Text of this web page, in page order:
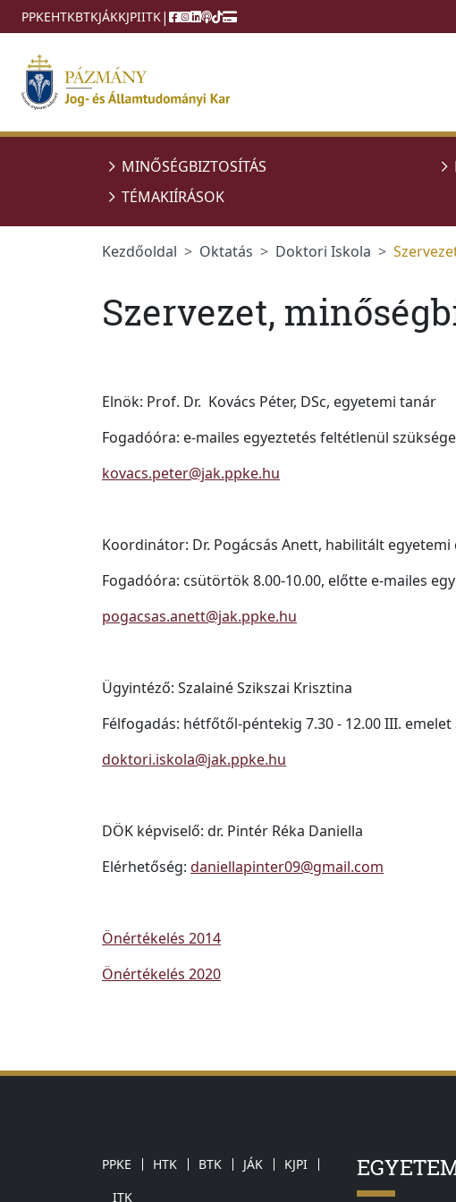
Ugrás a menüre
Ugrás a tartalomra
PPKEHTKBTKJÁKKJPIITK|
MINŐSÉGBIZTOSÍTÁS
TÉMAKIÍRÁSOK
Kezdőoldal Oktatás Doktori Iskola
Szervezet,
Elnök: Prof. Dr. Kovács Péter, DSc, egyetemi tanár
Fogadóóra: e-mailes egyeztetés feltétlenül
kovacs.peter@jak.ppke.hu
Koordinátor: Dr. Pogácsás Anett, habilitált egyetemi
Fogadóóra: csütörtök 8.00-10.00, előtte e-mailes
pogacsas.anett@jak.ppke.hu
Ügyintéző: Szalainé Szikszai Krisztina
Félfogadás: hétfőtől-péntekig 7.30 - 12.00 III. emelet
doktori.iskola@jak.ppke.hu
DÖK képviselő: dr. Pintér Réka Daniella
Elérhetőség: daniellapinter09@gmail.com
Önértékelés 2014
Önértékelés 2020
PPKE HTK BTK JÁK
KJPI
ITK